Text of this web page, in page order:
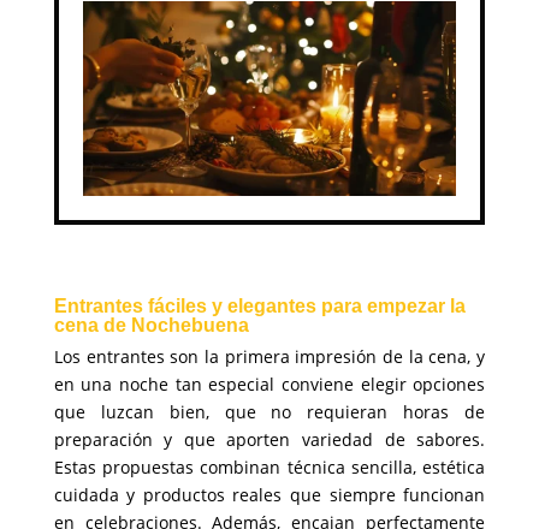
Entrantes fáciles y elegantes para empezar la
cena de Nochebuena
Los entrantes son la primera impresión de la cena, y
en una noche tan especial conviene elegir opciones
que luzcan bien, que no requieran horas de
preparación y que aporten variedad de sabores.
Estas propuestas combinan técnica sencilla, estética
cuidada y productos reales que siempre funcionan
en celebraciones. Además, encajan perfectamente